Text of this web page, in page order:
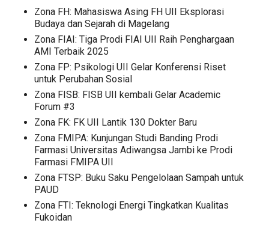
Zona FH: Mahasiswa Asing FH UII Eksplorasi
Budaya dan Sejarah di Magelang
Zona FIAI: Tiga Prodi FIAI UII Raih Penghargaan
AMI Terbaik 2025
Zona FP: Psikologi UII Gelar Konferensi Riset
untuk Perubahan Sosial
Zona FISB: FISB UII kembali Gelar Academic
Forum #3
Zona FK: FK UII Lantik 130 Dokter Baru
Zona FMIPA: Kunjungan Studi Banding Prodi
Farmasi Universitas Adiwangsa Jambi ke Prodi
Farmasi FMIPA UII
Zona FTSP: Buku Saku Pengelolaan Sampah untuk
PAUD
Zona FTI: Teknologi Energi Tingkatkan Kualitas
Fukoidan